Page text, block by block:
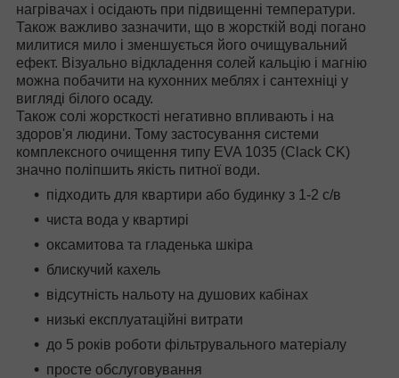
нагрівачах і осідають при підвищенні температури.
Також важливо зазначити, що в жорсткій воді погано
милитися мило і зменшується його очищувальний
ефект. Візуально відкладення солей кальцію і магнію
можна побачити на кухонних меблях і сантехніці у
вигляді білого осаду.
Також солі жорсткості негативно впливають і на
здоров'я людини. Тому застосування системи
комплексного очищення типу EVA 1035 (Clack CK)
значно поліпшить якість питної води.
підходить для квартири або будинку з 1-2 с/в
чиста вода у квартирі
оксамитова та гладенька шкіра
блискучий кахель
відсутність нальоту на душових кабінах
низькі експлуатаційні витрати
до 5 років роботи фільтрувального матеріалу
просте обслуговування